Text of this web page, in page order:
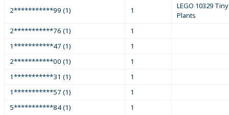
2***********99 (1) 1
LEGO 10329 Tiny
Plants
2***********76 (1)
1
1***********47 (1)
1
2***********00 (1)
1
1***********31 (1)
1
1***********57 (1)
1
5***********84 (1)
1